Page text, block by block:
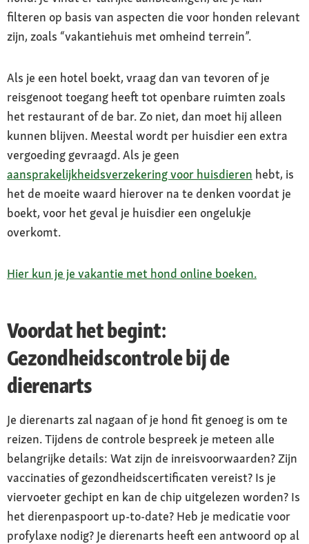
filteren op basis van aspecten die voor honden relevant
zijn, zoals “vakantiehuis met omheind terrein”.
Als je een hotel boekt, vraag dan van tevoren of je
reisgenoot toegang heeft tot openbare ruimten zoals
het restaurant of de bar. Zo niet, dan moet hij alleen
kunnen blijven. Meestal wordt per huisdier een extra
vergoeding gevraagd. Als je geen
aansprakelijkheidsverzekering voor huisdieren hebt, is
het de moeite waard hierover na te denken voordat je
boekt, voor het geval je huisdier een ongelukje
overkomt.
Hier kun je je vakantie met hond online boeken.
Voordat het begint:
Gezondheidscontrole bij de
dierenarts
Je dierenarts zal nagaan of je hond fit genoeg is om te
reizen. Tijdens de controle bespreek je meteen alle
belangrijke details: Wat zijn de inreisvoorwaarden? Zijn
vaccinaties of gezondheidscertificaten vereist? Is je
viervoeter gechipt en kan de chip uitgelezen worden? Is
het dierenpaspoort up-to-date? Heb je medicatie voor
profylaxe nodig? Je dierenarts heeft een antwoord op al